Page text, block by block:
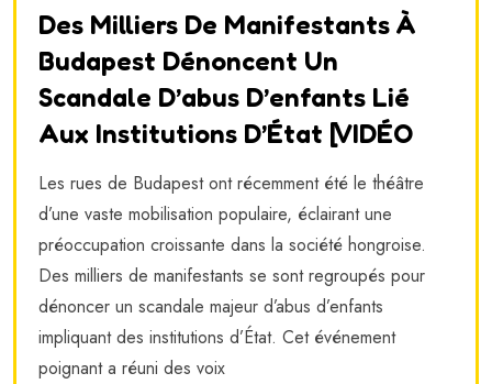
Des Milliers De Manifestants À
Budapest Dénoncent Un
Scandale D’abus D’enfants Lié
Aux Institutions D’État [VIDÉO
Les rues de Budapest ont récemment été le théâtre
d’une vaste mobilisation populaire, éclairant une
préoccupation croissante dans la société hongroise.
Des milliers de manifestants se sont regroupés pour
dénoncer un scandale majeur d’abus d’enfants
impliquant des institutions d’État. Cet événement
poignant a réuni des voix